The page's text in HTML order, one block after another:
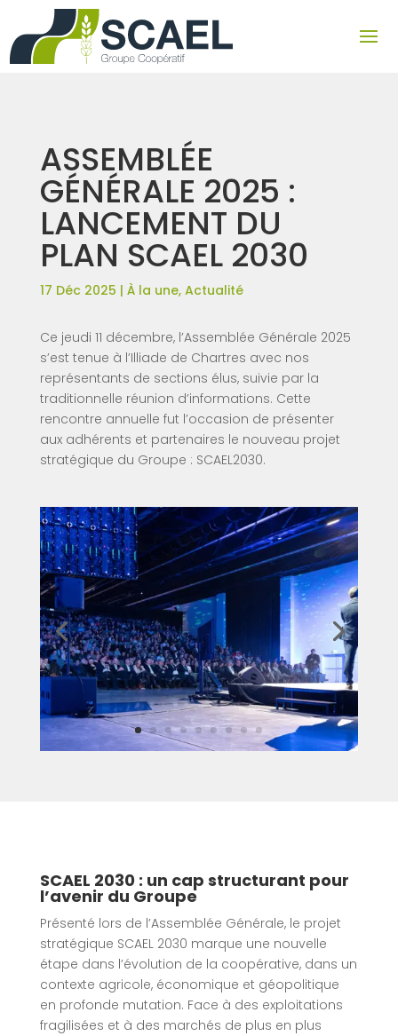
ASSEMBLÉE
GÉNÉRALE 2025 :
LANCEMENT DU
PLAN SCAEL 2030
17 Déc 2025 | À la une, Actualité
Ce jeudi 11 décembre, l’Assemblée Générale 2025
s’est tenue à l’Illiade de Chartres avec nos
représentants de sections élus, suivie par la
traditionnelle réunion d’informations. Cette
rencontre annuelle fut l’occasion de présenter
aux adhérents et partenaires le nouveau projet
stratégique du Groupe : SCAEL2030.
SCAEL 2030 : un cap structurant pour
l’avenir du Groupe
Présenté lors de l’Assemblée Générale, le projet
stratégique SCAEL 2030 marque une nouvelle
étape dans l’évolution de la coopérative, dans un
contexte agricole, économique et géopolitique
en profonde mutation. Face à des exploitations
fragilisées et à des marchés de plus en plus